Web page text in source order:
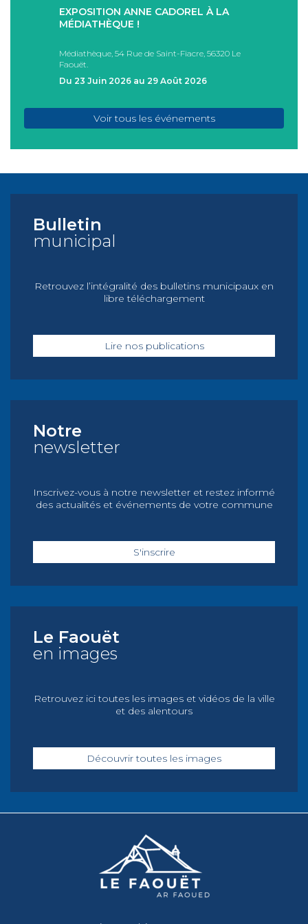
EXPOSITION ANNE CADOREL À LA
MÉDIATHÈQUE !
Médiathèque, 54 Rue de Saint-Fiacre, 56320 Le
Faouët.
Du 23 Juin 2026 au 29 Août 2026
Voir tous les événements
Bulletin
municipal
Retrouvez l’intégralité des bulletins municipaux en
libre téléchargement
Lire nos publications
Notre
newsletter
Inscrivez-vous à notre newsletter et restez informé
des actualités et événements de votre commune
S'inscrire
Le Faouët
en images
Retrouvez ici toutes les images et vidéos de la ville
et des alentours
Découvrir toutes les images